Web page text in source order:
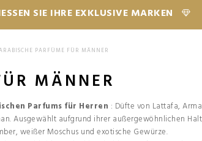
SIE IHRE EXKLUSIVE MARKEN
PARFÜME FÜR MÄNNER
MÄNNER
Parfums für Herren : Düfte von Lattafa,
Ausgewählt aufgrund ihrer außergewöhnlichen
weißer Moschus und exotische Gewürze.